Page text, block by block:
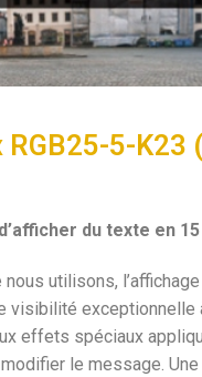
5-K23
du texte en
utilisons,
visibilité exceptionnelle
effets spéciaux
le message.